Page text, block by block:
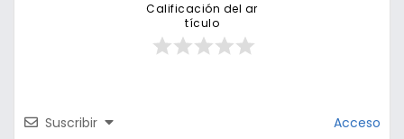
Calificación del ar
tículo
Suscribir Acceso